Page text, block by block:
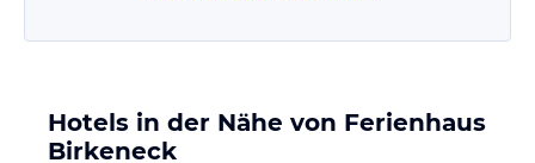
Hotels in der Nähe von Ferienhaus
Birkeneck